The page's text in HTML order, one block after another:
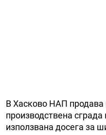
В Хасково НАП продава
производствена
използвана досега за